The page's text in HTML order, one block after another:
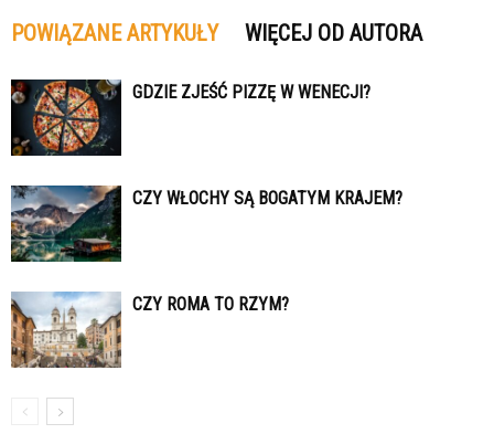
POWIĄZANE ARTYKUŁY WIĘCEJ OD AUTORA
GDZIE ZJEŚĆ PIZZĘ W WENECJI?
CZY WŁOCHY SĄ BOGATYM KRAJEM?
CZY ROMA TO RZYM?